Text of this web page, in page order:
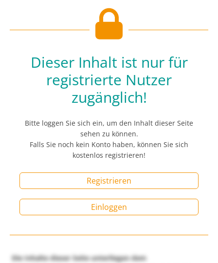
Dieser Inhalt ist nur für
registrierte Nutzer
zugänglich!
Bitte loggen Sie sich ein, um den Inhalt dieser Seite
sehen zu können.
Falls Sie noch kein Konto haben, können Sie sich
kostenlos registrieren!
Registrieren
Einloggen
Die Inhalte dieser Seite unterliegen dem